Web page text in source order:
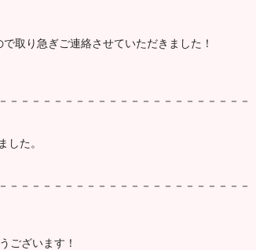
取り急ぎご連絡させていただきました！
－－－－－－－－－－－－－－－－－－－－－－
した。
－－－－－－－－－－－－－－－－－－－－－－
ございます！